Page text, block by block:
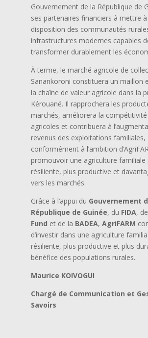
Gouvernement de la République de
ses partenaires financiers à mettre à
disposition des communautés
infrastructures modernes capables
transformer durablement les
À terme, le marché agricole de
Sanankoroni constituera un maillon
la chaîne de valeur agricole dans la
Kérouané. Il rapprochera les
marchés, améliorera la
agricoles et contribuera à
revenus des exploitations familiales,
conformément à l’ambition
promouvoir une agriculture familiale
résiliente, plus productive et
vers les marchés.
Grâce à l’appui du Gouvernement
République de Guinée, du FIDA, de
Fund et de la BADEA,AgriFARM
d’investir dans une agriculture
résiliente, plus productive et plus
bénéfice des populations rurales.
Maurice KOIVOGUI
Chargé de Communication et
Savoirs